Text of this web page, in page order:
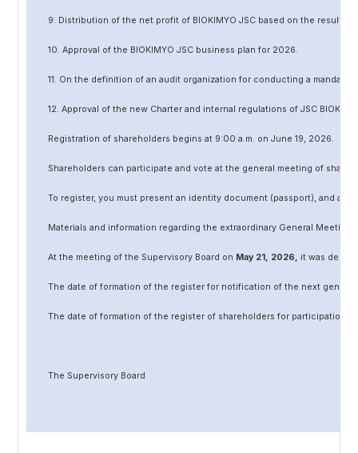
9. Distribution of the net profit of BIOKIMYO JSC based on the results
10. Approval of the BIOKIMYO JSC business plan for 2026.
11. On the definition of an audit organization for conducting a
12. Approval of the new Charter and internal regulations of JSC
Registration of shareholders begins at 9:00 a.m. on June 19, 2026.
Shareholders can participate and vote at the general meeting of
To register, you must present an identity document (passport), and a
Materials and information regarding the extraordinary General
At the meeting of the Supervisory Board on May21, 2026, it was
The date of formation of the register for notification of the next
The date of formation of the register of shareholders for participation
The Supervisory Board